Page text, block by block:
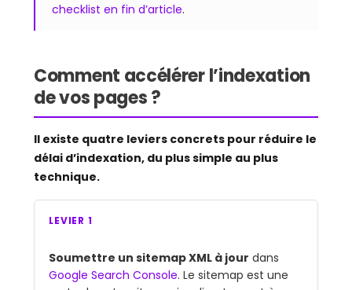
checklist en fin d’article.
Comment accélérer l’indexation
de vos pages ?
Il existe quatre leviers concrets pour réduire le
délai d’indexation, du plus simple au plus
technique.
LEVIER 1
Soumettre un sitemap XML à jour dans
Google Search Console. Le sitemap est une